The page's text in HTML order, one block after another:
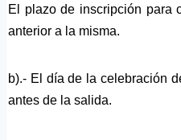
El plazo de inscripción para
anterior a la misma.
b).- El día de la celebración
antes de la salida.